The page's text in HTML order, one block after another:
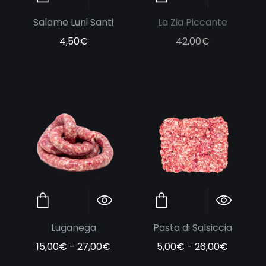
Salame Luni Santi
4,50€
La Zia Piccante
42,00€
Luganega
15,00€ - 27,00€ Fascia di prezzo: da 15,00€ a
Anteprima
Pasta di Salsiccia
5,00€ - 26,00€
Scegli Anteprima